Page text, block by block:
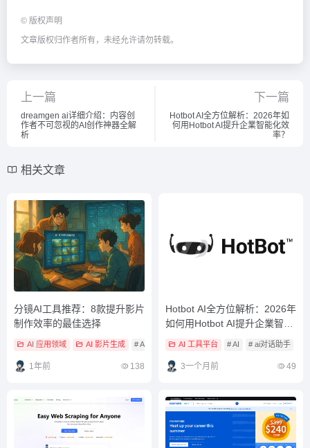
© 版权声明
文章版权归作者所有，未经允许请勿转载。
上一篇
dreamgen ai详细介绍：内容创
作者不可忽视的AI创作神器全解
析
下一篇
Hotbot AI全方位解析：2026年如
何用Hotbot AI提升企業智能化效
率？
相关文章
分镜AI工具推荐：8款提升影片
制作效率的最佳选择
AI 应用领域 AI 影片生成 # AI # AI 工具教學 # ai剪辑
1年前 138
Hotbot AI全方位解析：2026年
如何用Hotbot AI提升企業智能
化效率？
AI 工具平台 # AI # ai对话助手
3一个月前 49